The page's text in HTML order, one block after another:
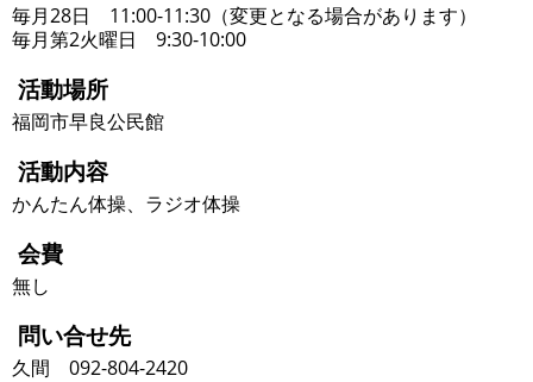
毎月28日 11:00-11:30（変更となる場合があります）
毎月第2火曜日 9:30-10:00
活動場所
福岡市早良公民館
活動内容
かんたん体操、ラジオ体操
会費
無し
問い合せ先
久間 092-804-2420